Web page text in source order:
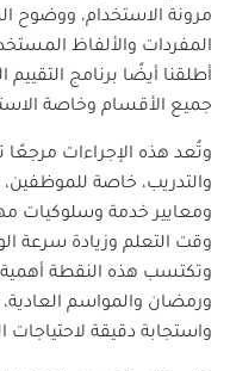
مرونة الاستخدام،
المفردات والألفاظ
أطلقنا أيضًا برنامج التقييم
جميع الأقسام وخاصة
وتُعد هذه الإجراءات مرجعًا
والتدريب، خاصة
ومعايير خدمة وسلوكيات
وقت التعلم وزيادة سرعة
وتكتسب هذه النقطة
ورمضان والمواسم
واستجابة دقيقة